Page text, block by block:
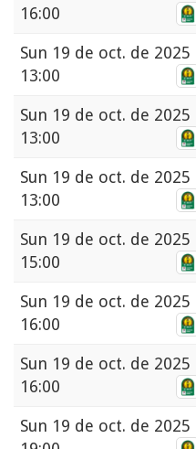
16:00
Sun 19 de oct. de 2025
13:00
Sun 19 de oct. de 2025
13:00
Sun 19 de oct. de 2025
13:00
Sun 19 de oct. de 2025
15:00
Sun 19 de oct. de 2025
16:00
Sun 19 de oct. de 2025
16:00
Sun 19 de oct. de 2025